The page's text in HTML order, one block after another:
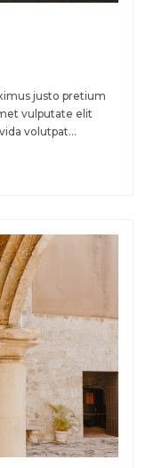
justo pretium
vulputate elit
volutpat...